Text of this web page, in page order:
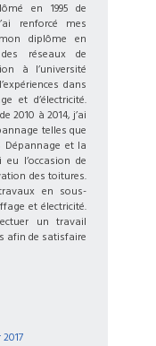
en 1995 de
renforcé mes
diplôme en
réseaux de
à l’université
dans
et d’électricité.
2010 à 2014, j’ai
telles que
Dépannage et la
eu l’occasion de
des toitures.
en sous-
et électricité.
un travail
afin de satisfaire